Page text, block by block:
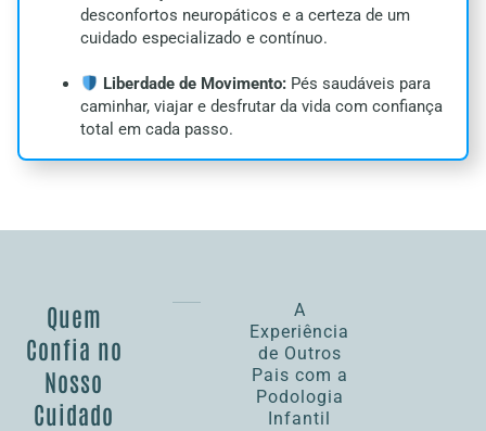
desconfortos neuropáticos e a certeza de um
cuidado especializado e contínuo.
Liberdade de Movimento: Pés saudáveis para
caminhar, viajar e desfrutar da vida com confiança
total em cada passo.
Quem
Confia no
Nosso
Cuidado
A
Experiência
de Outros
Pais com a
Podologia
Infantil